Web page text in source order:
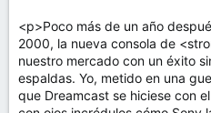
<p>Poco más de un año
2000, la nueva consola de
nuestro mercado con un éxito
espaldas. Yo, metido en una
que Dreamcast se hiciese con